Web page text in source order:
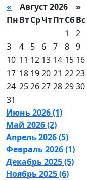
« Август 2026 »
ПнВтСрЧтПтСбВс
1
2
3
4 5 6 7 8 9
10 11 12 13 14 15 16
17 18 1920 21 2223
24 252627 28 2930
31
Июнь 2026 (1)
Май 2026 (2)
Апрель 2026 (5)
Февраль 2026 (1)
Декабрь 2025 (5)
Ноябрь 2025 (6)